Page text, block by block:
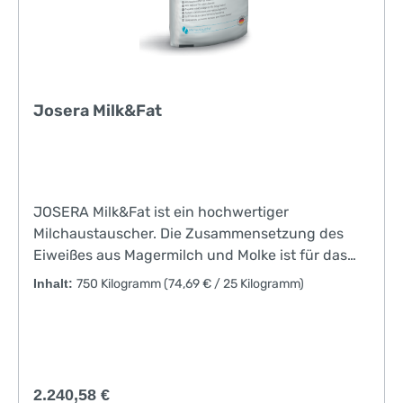
Josera Milk&Fat
JOSERA Milk&Fat ist ein hochwertiger
Milchaustauscher. Die Zusammensetzung des
Eiweißes aus Magermilch und Molke ist für das
Kalb leicht verdaulich und bietet hohe Sicherheit.
Inhalt: 750 Kilogramm(74,69 € / 25 Kilogramm)
Regulärer Preis:
2.240,58 €